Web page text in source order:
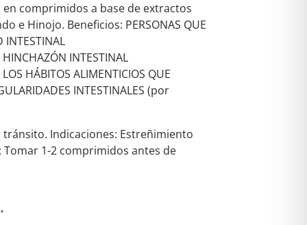
comprimidos a base de extractos
e Hinojo. Beneficios: PERSONAS QUE
INTESTINAL
INTESTINAL
HÁBITOS ALIMENTICIOS QUE
INTESTINALES (por
Indicaciones: Estreñimiento
Tomar 1-2 comprimidos antes de